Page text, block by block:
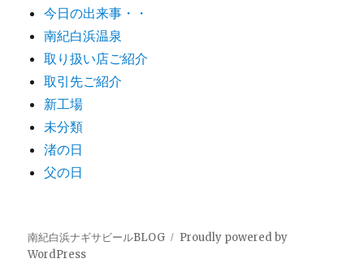
今日の出来事・・
南紀白浜温泉
取り扱い店ご紹介
取引先ご紹介
新工場
未分類
渚の日
父の日
南紀白浜ナギサビールBLOG
Proudly powered by
WordPress